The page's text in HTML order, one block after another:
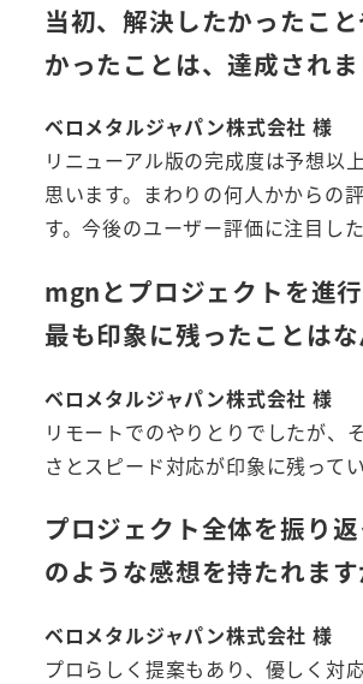
当初、解決したかったこ
かったことは、達成されま
ベロメタルジャパン株式会社 様
リニューアル版の完成度は予想以
思います。まわりの何人かからの
す。今後のユーザー評価に注目し
mgnとプロジェクトを進行
最も印象に残ったことはな
ベロメタルジャパン株式会社 様
リモートでのやりとりでしたが、
さとスピード対応が印象に残ってい
プロジェクト全体を振り
のような感想を持たれます
ベロメタルジャパン株式会社 様
プロらしく提案もあり、優しく対